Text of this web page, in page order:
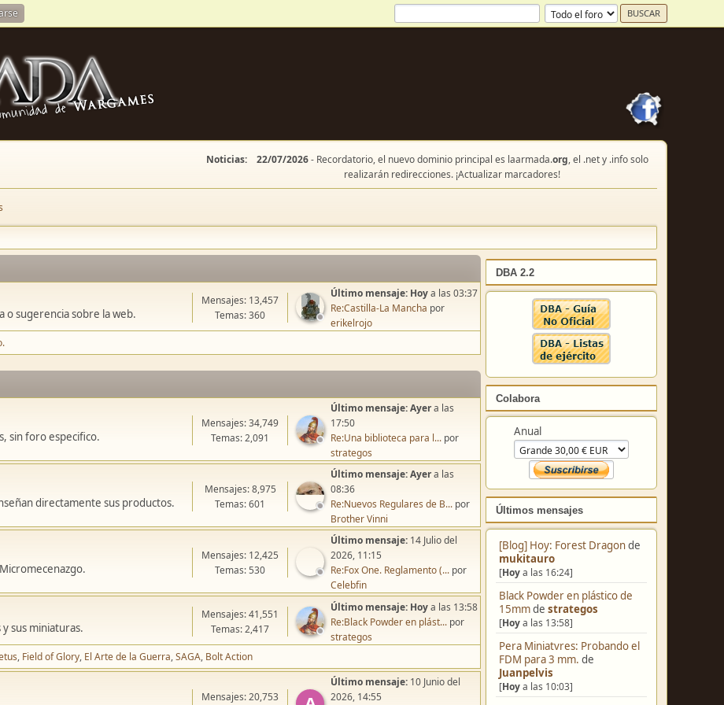
Noticias: 22/07/2026- Recordatorio, el nuevo dominio principal es laarmada.org, el .net y .info solo
realizarán redirecciones. ¡Actualizar marcadores!
DBA 2.2
Colabora
Anual
Últimos mensajes
[Blog] Hoy: Forest Dragonde
mukitauro
[Hoya las 16:24]
Black Powder en plástico de
15mmde strategos
[Hoya las 13:58]
Pera Miniatvres: Probando el
FDM para 3 mm. de
Juanpelvis
[Hoya las 10:03]
o sugerencia sobre la web.
Mensajes: 13,457
Temas: 360
Último mensaje: Hoya las 03:37
Re:Castilla-La Mancha por
erikelrojo
sin foro especifico.
Mensajes: 34,749
Temas: 2,091
Último mensaje:Ayera las
17:50
Re:Una biblioteca para l... por
strategos
directamente sus productos.
Mensajes: 8,975
Temas: 601
Último mensaje:Ayera las
08:36
Re:Nuevos Regulares de B... por
Brother Vinni
Mensajes: 12,425
Temas: 530
Último mensaje: 14 Julio del
2026, 11:15
Re:Fox One. Reglamento (... por
Celebfin
sus miniaturas.
Mensajes: 41,551
Temas: 2,417
Último mensaje: Hoya las 13:58
Re:Black Powder en plást... por
strategos
Field of Glory El Arte de la Guerra SAGA Bolt Action
Mensajes: 20,753
Último mensaje: 10 Junio del
2026, 14:55